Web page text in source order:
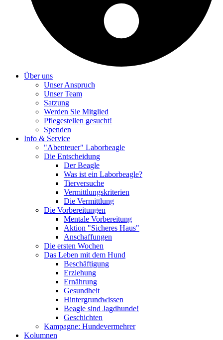
Über uns
Unser Anspruch
Unser Team
Satzung
Werden Sie Mitglied
Pflegestellen gesucht!
Spenden
Info & Service
"Abenteuer" Laborbeagle
Die Entscheidung
Der Beagle
Was ist ein Laborbeagle?
Tierversuche
Vermittlungskriterien
Die Vermittlung
Die Vorbereitungen
Mentale Vorbereitung
Aktion "Sicheres Haus"
Anschaffungen
Die ersten Wochen
Das Leben mit dem Hund
Beschäftigung
Erziehung
Ernährung
Gesundheit
Hintergrundwissen
Beagle sind Jagdhunde!
Geschichten
Kampagne: Hundevermehrer
Kolumnen